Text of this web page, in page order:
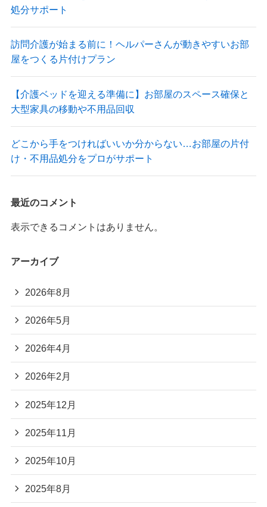
処分サポート
訪問介護が始まる前に！ヘルパーさんが動きやすいお部
屋をつくる片付けプラン
【介護ベッドを迎える準備に】お部屋のスペース確保と
大型家具の移動や不用品回収
どこから手をつければいいか分からない…お部屋の片付
け・不用品処分をプロがサポート
最近のコメント
表示できるコメントはありません。
アーカイブ
2026年8月
2026年5月
2026年4月
2026年2月
2025年12月
2025年11月
2025年10月
2025年8月